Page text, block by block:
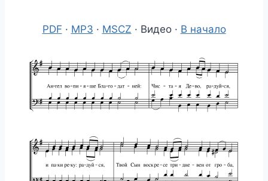
PDF · MP3 · MSCZ · Видео · В начало